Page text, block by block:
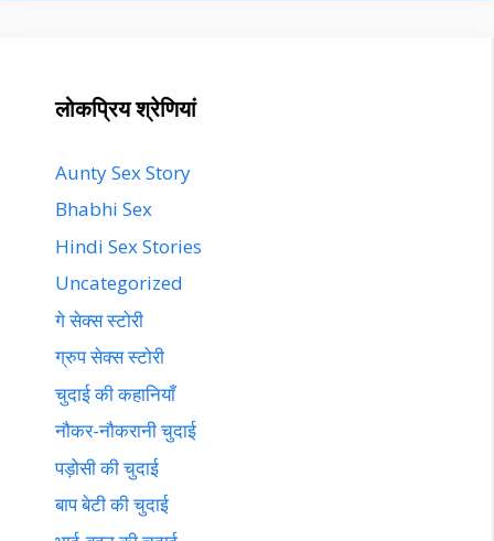
लोकप्रिय श्रेणियां
Aunty Sex Story
Bhabhi Sex
Hindi Sex Stories
Uncategorized
गे सेक्स स्टोरी
ग्रुप सेक्स स्टोरी
चुदाई की कहानियाँ
नौकर-नौकरानी चुदाई
पड़ोसी की चुदाई
बाप बेटी की चुदाई